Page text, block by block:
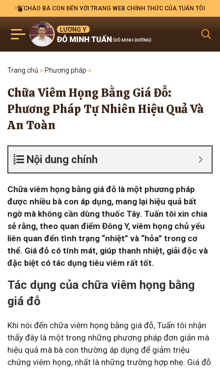
CHÀO BÀ CON ĐẾN VỚI TRANG WEB CHÍNH THỨC CỦA TUẤN TÔI
Trang chủ » Phương pháp »
Chữa Viêm Họng Bằng Giá Đỗ:
Phương Pháp Tự Nhiên Hiệu Quả Và
An Toàn
Nội dung chính
Chữa viêm họng bằng giá đỗ là một phương pháp
được nhiều bà con áp dụng, mang lại hiệu quả bất
ngờ mà không cần dùng thuốc Tây. Tuấn tôi xin chia
sẻ rằng, theo quan điểm Đông Y, viêm họng chủ yếu
liên quan đến tình trạng “nhiệt” và “hỏa” trong cơ
thể. Giá đỗ có tính mát, giúp thanh nhiệt, giải độc và
đặc biệt có tác dụng tiêu viêm rất tốt.
Tác dụng của chữa viêm họng bằng
giá đỗ
Khi nói đến chữa viêm họng bằng giá đỗ, Tuấn tôi nhận
thấy đây là một trong những phương pháp đơn giản mà
hiệu quả mà bà con thường áp dụng để giảm triệu
chứng viêm họng, nhất là những trường hợp nhẹ. Giá đỗ